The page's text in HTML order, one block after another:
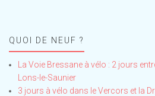
QUOI DE NEUF ?
La Voie Bressane à vélo : 2 jours
Lons-le-Saunier
3 jours à vélo dans le Vercors et la